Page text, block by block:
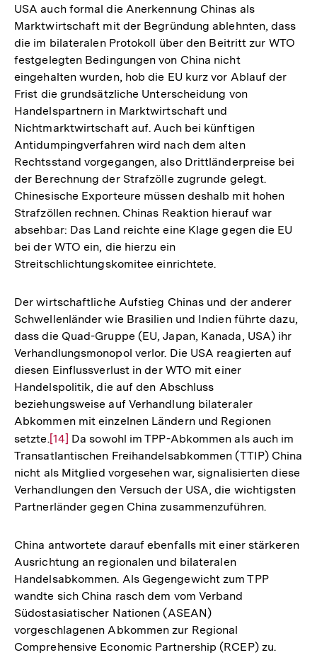
USA auch formal die Anerkennung Chinas als
Marktwirtschaft mit der Begründung ablehnten, dass
die im bilateralen Protokoll über den Beitritt zur WTO
festgelegten Bedingungen von China nicht
eingehalten wurden, hob die EU kurz vor Ablauf der
Frist die grundsätzliche Unterscheidung von
Handelspartnern in Marktwirtschaft und
Nichtmarktwirtschaft auf. Auch bei künftigen
Antidumpingverfahren wird nach dem alten
Rechtsstand vorgegangen, also Drittländerpreise bei
der Berechnung der Strafzölle zugrunde gelegt.
Chinesische Exporteure müssen deshalb mit hohen
Strafzöllen rechnen. Chinas Reaktion hierauf war
absehbar: Das Land reichte eine Klage gegen die EU
bei der WTO ein, die hierzu ein
Streitschlichtungskomitee einrichtete.
Der wirtschaftliche Aufstieg Chinas und der anderer
Schwellenländer wie Brasilien und Indien führte dazu,
dass die Quad-Gruppe (EU, Japan, Kanada, USA) ihr
Verhandlungsmonopol verlor. Die USA reagierten auf
diesen Einflussverlust in der WTO mit einer
Handelspolitik, die auf den Abschluss
beziehungsweise auf Verhandlung bilateraler
Abkommen mit einzelnen Ländern und Regionen
setzte.Zur
Auflösung
der
Fußnote
[14] Da sowohl im TPP-Abkommen als auch im
Transatlantischen Freihandelsabkommen (TTIP) China
nicht als Mitglied vorgesehen war, signalisierten diese
Verhandlungen den Versuch der USA, die wichtigsten
Partnerländer gegen China zusammenzuführen.
China antwortete darauf ebenfalls mit einer stärkeren
Ausrichtung an regionalen und bilateralen
Handelsabkommen. Als Gegengewicht zum TPP
wandte sich China rasch dem vom Verband
Südostasiatischer Nationen (ASEAN)
vorgeschlagenen Abkommen zur Regional
Comprehensive Economic Partnership (RCEP) zu.